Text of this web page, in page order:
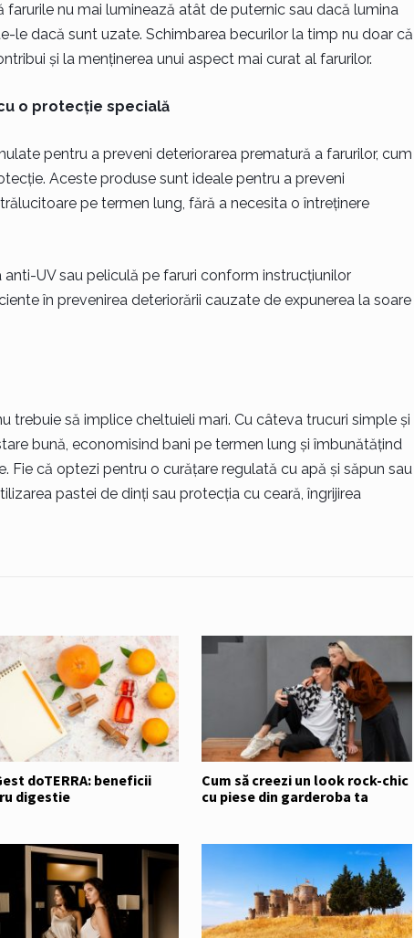
nu mai luminează atât de puternic sau dacă lumina
le dacă sunt uzate. Schimbarea becurilor la timp nu doar că
și la menținerea unui aspect mai curat al farurilor.
o protecție specială
pentru a preveni deteriorarea prematură a farurilor, cum
Aceste produse sunt ideale pentru a preveni
pe termen lung, fără a necesita o întreținere
UV sau peliculă pe faruri conform instrucțiunilor
în prevenirea deteriorării cauzate de expunerea la soare
trebuie să implice cheltuieli mari. Cu câteva trucuri simple și
bună, economisind bani pe termen lung și îmbunătățind
Fie că optezi pentru o curățare regulată cu apă și săpun sau
pastei de dinți sau protecția cu ceară, îngrijirea
doTERRA: beneficii
digestie
Cum să creezi un look rock-chic
cu piese din garderoba ta